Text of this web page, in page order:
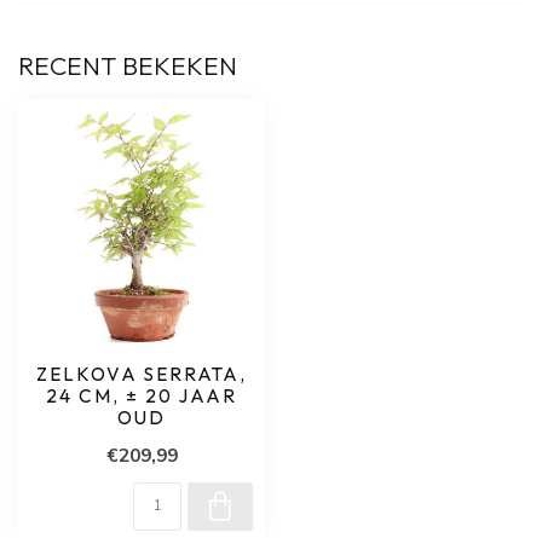
RECENT BEKEKEN
ZELKOVA SERRATA,
24 CM, ± 20 JAAR
OUD
€209,99